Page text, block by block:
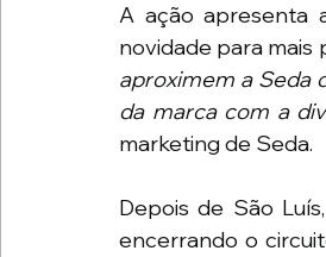
A ação apresenta
novidade para mais
aproximem a Seda
da marca com a
marketing de Seda.
Depois de São
encerrando o